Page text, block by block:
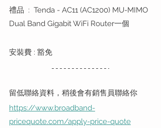
禮品  :  Tenda - AC11 (AC1200) MU-MIMO
Dual Band Gigabit WiFi Router一個
安裝費 : 豁免
留低聯絡資料，稍後會有銷售員聯絡你
https://www.broadband-
pricequote.com/apply-price-quote